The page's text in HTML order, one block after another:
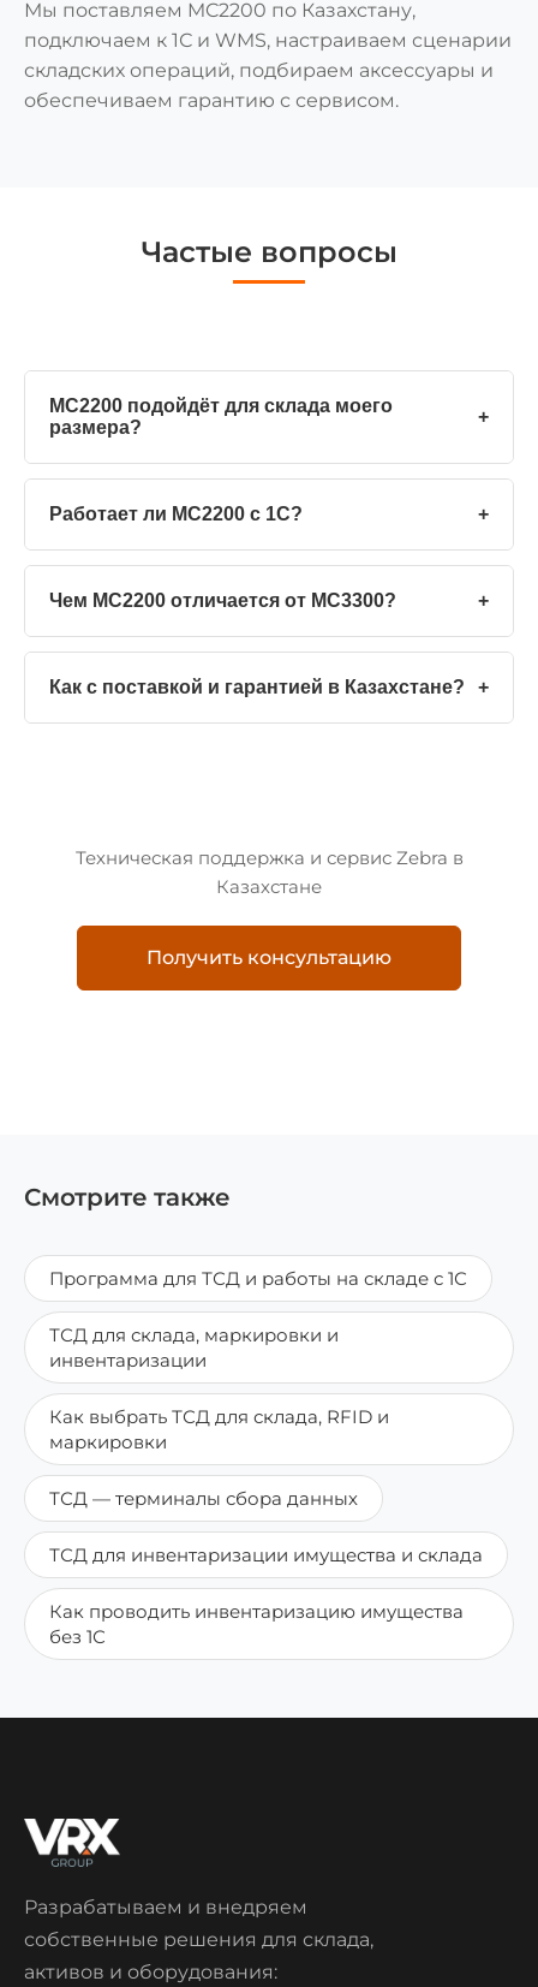
Мы поставляем MC2200 по Казахстану,
подключаем к 1С и WMS, настраиваем сценарии
складских операций, подбираем аксессуары и
обеспечиваем гарантию с сервисом.
Частые вопросы
MC2200 подойдёт для склада моего
размера?
+
Работает ли MC2200 с 1С? +
Чем MC2200 отличается от MC3300? +
Как с поставкой и гарантией в Казахстане? +
Техническая поддержка и сервис Zebra в
Казахстане
Получить консультацию
Смотрите также
Программа для ТСД и работы на складе с 1С
ТСД для склада, маркировки и
инвентаризации
Как выбрать ТСД для склада, RFID и
маркировки
ТСД — терминалы сбора данных
ТСД для инвентаризации имущества и склада
Как проводить инвентаризацию имущества
без 1С
Разрабатываем и внедряем
собственные решения для склада,
активов и оборудования: